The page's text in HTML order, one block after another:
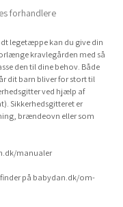
forhandlere
legetæppe kan du give din
kravlegården med så
den til dine behov. Både
dit barn bliver for stort til
ved hjælp af
Sikkerhedsgitteret er
brændeovn eller som
manualer
på babydan.dk/om-